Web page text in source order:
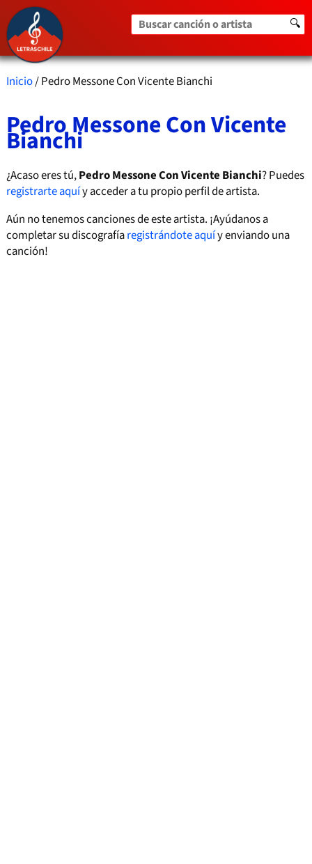
Buscar canción o artista 🔍
Inicio/ Pedro Messone Con Vicente Bianchi
Pedro Messone Con Vicente
Bianchi
¿Acaso eres tú,Pedro Messone Con Vicente Bianchi? Puedes
registrarte aquíy acceder a tu propio perfil de artista.
Aún no tenemos canciones de este artista. ¡Ayúdanos a
completar su discografíaregistrándote aquíy enviando una
canción!